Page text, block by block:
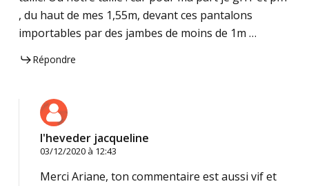
, du haut de mes 1,55m, devant ces pantalons
importables par des jambes de moins de 1m …
Répondre
l'heveder jacqueline
03/12/2020 à 12:43
Merci Ariane, ton commentaire est aussi vif et